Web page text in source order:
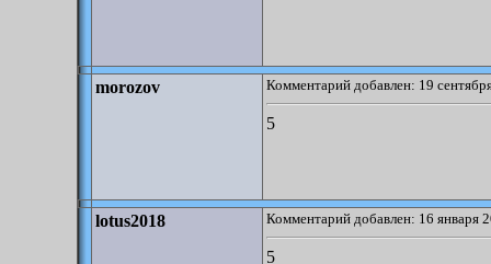
morozov Комментарий добавлен: 19
5
lotus2018 Комментарий добавлен: 16 января
5